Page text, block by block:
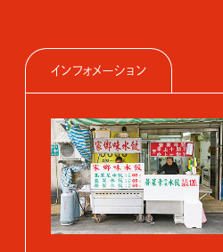
インフォメーション